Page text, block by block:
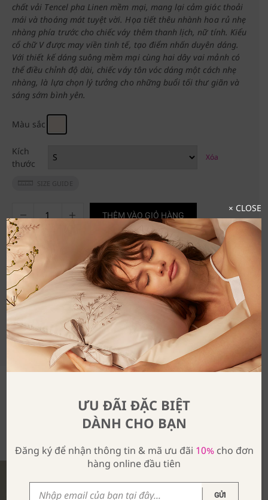
chất vải Tencel pha Linen mềm mại, mang lại cảm giác thoải
mái và thoáng mát tuyệt vời. Họa tiết thêu nhành hoa rủ nhẹ
nhàng phía trước cho chiếc váy thêm thanh lịch, nữ tính. Kiểu
cổ chữ V được may viền tinh tế, tạo điểm nhấn duyên dáng.
Với thiết kế dáng suông mềm mại cùng hai dây vai mảnh có
thể điều chỉnh độ dài, chiếc váy tôn vóc dáng một cách nhẹ
nhàng, là lựa chọn lý tưởng cho những buổi tối thư giãn và
sáng sớm bình yên.
Màu sắc
Kích
thước
Xóa
SIZE GUIDE
THÊM VÀO GIỎ HÀNG
CHI TIẾT CÁCH BẢO QUẢN
Chất liệu: Tencel pha Linen
Màu: Sand
SHARE
Có Thể Bạn Quan Tâm
ƯU ĐÃI ĐẶC BIỆT
DÀNH CHO BẠN
Đăng ký để nhận thông tin & mã ưu đãi 10%cho đơn
hàng online đầu tiên
GỬI
× CLOSE